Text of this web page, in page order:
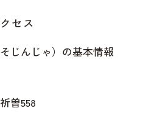
セス
じんじゃ）の基本情報
曽558